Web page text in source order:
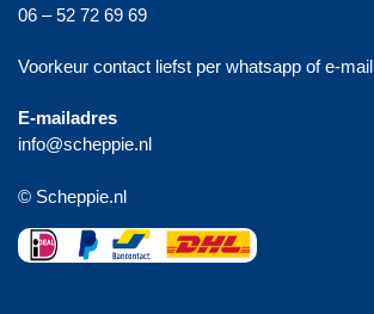
06 – 52 72 69 69
Voorkeur contact liefst per whatsapp of e-mail
E-mailadres
info@scheppie.nl
© Scheppie.nl